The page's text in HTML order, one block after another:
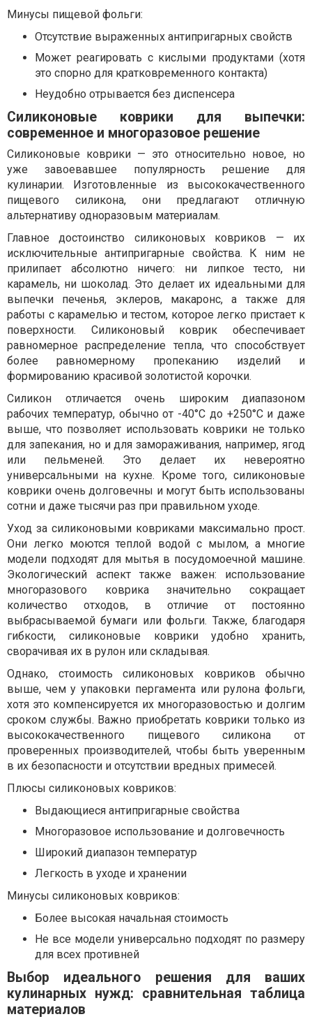
Минусы пищевой фольги:
Отсутствие выраженных антипригарных свойств
Может реагировать с кислыми продуктами (хотя
это спорно для кратковременного контакта)
Неудобно отрывается без диспенсера
Силиконовые коврики для выпечки:
современное и многоразовое решение
Силиконовые коврики — это относительно новое, но
уже завоевавшее популярность решение для
кулинарии. Изготовленные из высококачественного
пищевого силикона, они предлагают отличную
альтернативу одноразовым материалам.
Главное достоинство силиконовых ковриков — их
исключительные антипригарные свойства. К ним не
прилипает абсолютно ничего: ни липкое тесто, ни
карамель, ни шоколад. Это делает их идеальными для
выпечки печенья, эклеров, макаронс, а также для
работы с карамелью и тестом, которое легко пристает к
поверхности. Силиконовый коврик обеспечивает
равномерное распределение тепла, что способствует
более равномерному пропеканию изделий и
формированию красивой золотистой корочки.
Силикон отличается очень широким диапазоном
рабочих температур, обычно от -40°C до +250°C и даже
выше, что позволяет использовать коврики не только
для запекания, но и для замораживания, например, ягод
или пельменей. Это делает их невероятно
универсальными на кухне. Кроме того, силиконовые
коврики очень долговечны и могут быть использованы
сотни и даже тысячи раз при правильном уходе.
Уход за силиконовыми ковриками максимально прост.
Они легко моются теплой водой с мылом, а многие
модели подходят для мытья в посудомоечной машине.
Экологический аспект также важен: использование
многоразового коврика значительно сокращает
количество отходов, в отличие от постоянно
выбрасываемой бумаги или фольги. Также, благодаря
гибкости, силиконовые коврики удобно хранить,
сворачивая их в рулон или складывая.
Однако, стоимость силиконовых ковриков обычно
выше, чем у упаковки пергамента или рулона фольги,
хотя это компенсируется их многоразовостью и долгим
сроком службы. Важно приобретать коврики только из
высококачественного пищевого силикона от
проверенных производителей, чтобы быть уверенным
в их безопасности и отсутствии вредных примесей.
Плюсы силиконовых ковриков:
Выдающиеся антипригарные свойства
Многоразовое использование и долговечность
Широкий диапазон температур
Легкость в уходе и хранении
Минусы силиконовых ковриков:
Более высокая начальная стоимость
Не все модели универсально подходят по размеру
для всех противней
Выбор идеального решения для ваших
кулинарных нужд: сравнительная таблица
материалов